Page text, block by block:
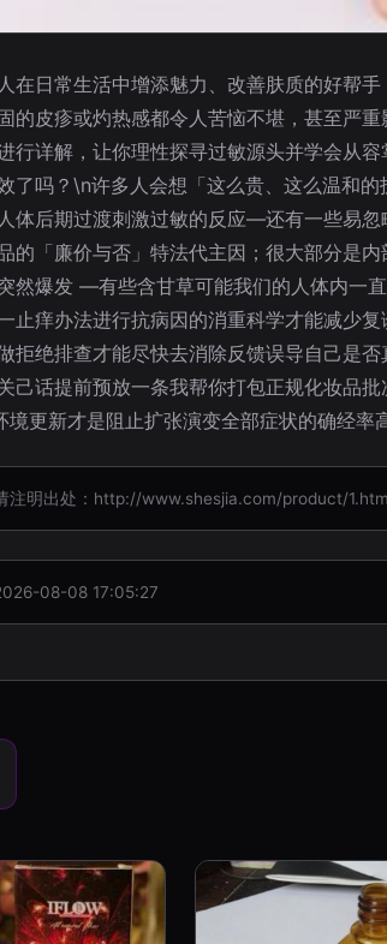
在日常生活中增添魅力、改善肤质的好帮
的皮疹或灼热感都令人苦恼不堪，甚至严
行详解，让你理性探寻过敏源头并学会从
了吗？\n许多人会想「这么贵、这么温和
体后期过渡刺激过敏的反应—还有一些易
的「廉价与否」特法代主因；很大部分是
然爆发 —有些含甘草可能我们的人体内一
止痒办法进行抗病因的消重科学才能减少复
拒绝排查才能尽快去消除反馈误导自己是否
己话提前预放一条我帮你打包正规化妆品
境更新才是阻止扩张演变全部症状的确经
注明出处：http://www.shesjia.com/product/
08-08 17:05:27